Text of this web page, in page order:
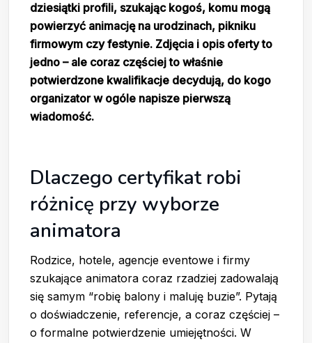
dziesiątki profili, szukając kogoś, komu mogą
powierzyć animację na urodzinach, pikniku
firmowym czy festynie. Zdjęcia i opis oferty to
jedno – ale coraz częściej to właśnie
potwierdzone kwalifikacje decydują, do kogo
organizator w ogóle napisze pierwszą
wiadomość.
Dlaczego certyfikat robi
różnicę przy wyborze
animatora
Rodzice, hotele, agencje eventowe i firmy
szukające animatora coraz rzadziej zadowalają
się samym “robię balony i maluję buzie”. Pytają
o doświadczenie, referencje, a coraz częściej –
o formalne potwierdzenie umiejętności. W